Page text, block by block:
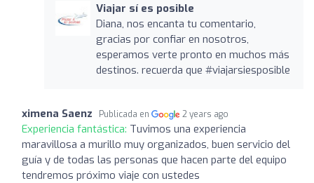
Viajar sí es posible
Diana, nos encanta tu comentario,
gracias por confiar en nosotros,
esperamos verte pronto en muchos más
destinos. recuerda que #viajarsiesposible
ximena Saenz Publicada en 2 years ago
Experiencia fantástica: Tuvimos una experiencia
maravillosa a murillo muy organizados, buen servicio del
guía y de todas las personas que hacen parte del equipo
tendremos próximo viaje con ustedes